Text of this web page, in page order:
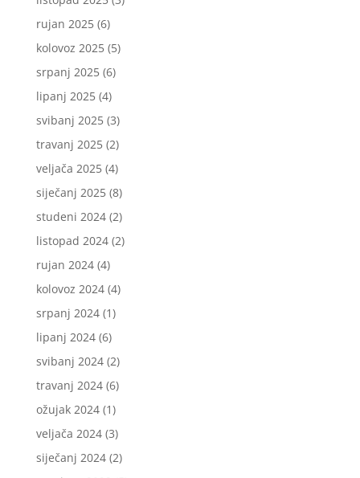
rujan 2025(6)
kolovoz 2025(5)
srpanj 2025(6)
lipanj 2025(4)
svibanj 2025(3)
travanj 2025(2)
veljača 2025(4)
siječanj 2025(8)
studeni 2024(2)
listopad 2024(2)
rujan 2024(4)
kolovoz 2024(4)
srpanj 2024(1)
lipanj 2024(6)
svibanj 2024(2)
travanj 2024(6)
ožujak 2024(1)
veljača 2024(3)
siječanj 2024(2)